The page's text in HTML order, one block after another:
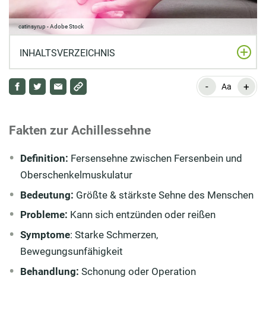
catinsyrup - Adobe Stock
INHALTSVERZEICHNIS
Fakten zur Achillessehne
Funktion der Achillessehne – Wo sitzt die Tendo
Leiden der Achillessehne – Verletzungen der Tendo
calcaneus
Ursachen für einen Riss der Achillessehne
Riss der Achillessehne: Symptome
einer Achillessehnen-Ruptur
Achillessehnen-Riss: Diagnose einer Achillessehnen-
- Aa +
Fakten zur Achillessehne
Definition: Fersensehne zwischen Fersenbein und
Oberschenkelmuskulatur
Bedeutung: Größte & stärkste Sehne des Menschen
Probleme: Kann sich entzünden oder reißen
Symptome: Starke Schmerzen,
Bewegungsunfähigkeit
Behandlung:Schonung oder Operation